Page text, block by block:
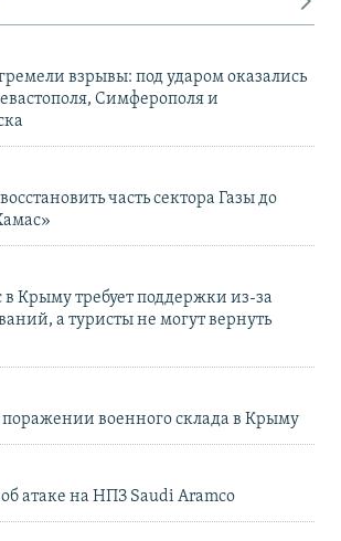
взрывы: под ударом оказались
Симферополя и
часть сектора Газы до
Крыму требует поддержки из-за
а туристы не могут вернуть
военного склада в Крыму
атаке на НПЗ Saudi Aramco